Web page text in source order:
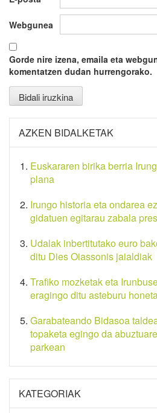
Webgunea
Gorde nire izena, emaila eta
komentatzen dudan hurrengorako.
AZKEN BIDALKETAK
Euskararen birika berria
plana
Irungo historia eta ondarea
gidatuen egitarau zabala
Udalak inbertitutako euro
ditu Dies Oiassonis jaialdiak
Trafiko mozketak eta
eragingo ditu asteburu
Garabateando Bidasoa
topaketa egingo da
parkean
KATEGORIAK